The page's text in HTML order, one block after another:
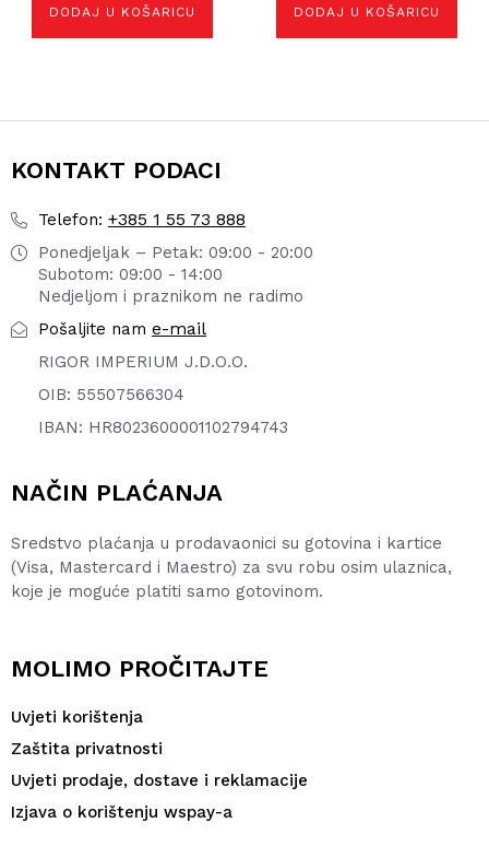
DODAJ U KOŠARICU DODAJ U KOŠARICU
KONTAKT PODACI
Telefon: +385 1 55 73 888
Ponedjeljak – Petak: 09:00 - 20:00
Subotom: 09:00 - 14:00
Nedjeljom i praznikom ne radimo
Pošaljite nam e-mail
RIGOR IMPERIUM J.D.O.O.
OIB: 55507566304
IBAN: HR8023600001102794743
NAČIN PLAĆANJA
Sredstvo plaćanja u prodavaonici su gotovina i kartice
(Visa, Mastercard i Maestro) za svu robu osim ulaznica,
koje je moguće platiti samo gotovinom.
MOLIMO PROČITAJTE
Uvjeti korištenja
Zaštita privatnosti
Uvjeti prodaje, dostave i reklamacije
Izjava o korištenju wspay-a